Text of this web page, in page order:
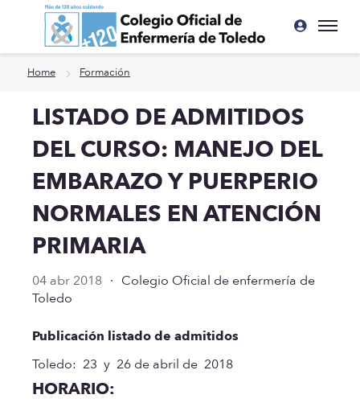
Ir a contenido principal
Home Formación
LISTADO DE ADMITIDOS
DEL CURSO: MANEJO DEL
EMBARAZO Y PUERPERIO
NORMALES EN ATENCIÓN
PRIMARIA
04 abr 2018 · Colegio Oficial de enfermería de
Toledo
Publicación listado de admitidos
Toledo: 23 y 26 de abril de 2018
HORARIO: